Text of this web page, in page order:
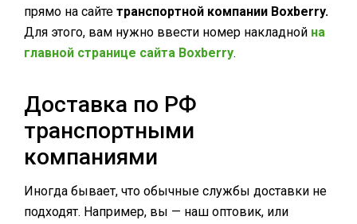
прямо на сайте транспортной компании Boxberry.
Для этого, вам нужно ввести номер накладной на
главной странице сайта Boxberry.
Доставка по РФ
транспортными
компаниями
Иногда бывает, что обычные службы доставки не
подходят. Например, вы — наш оптовик, или